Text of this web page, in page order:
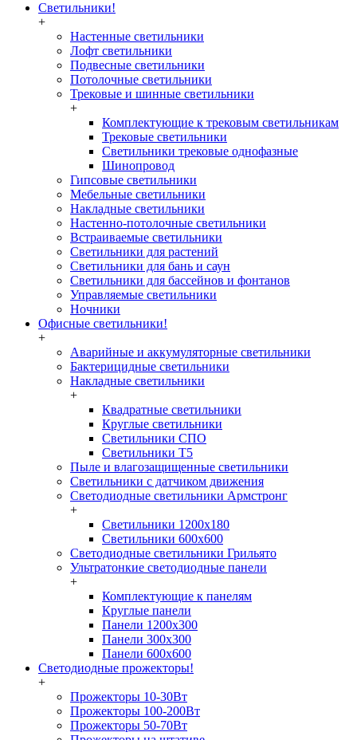
Светильники!
+
Настенные светильники
Лофт светильники
Подвесные светильники
Потолочные светильники
Трековые и шинные светильники
+
Комплектующие к трековым светильникам
Трековые светильники
Светильники трековые однофазные
Шинопровод
Гипсовые светильники
Мебельные светильники
Накладные светильники
Настенно-потолочные светильники
Встраиваемые светильники
Светильники для растений
Светильники для бань и саун
Светильники для бассейнов и фонтанов
Управляемые светильники
Ночники
Офисные светильники!
+
Аварийные и аккумуляторные светильники
Бактерицидные светильники
Накладные светильники
+
Квадратные светильники
Круглые светильники
Светильники СПО
Светильники Т5
Пыле и влагозащищенные светильники
Светильники с датчиком движения
Светодиодные светильники Армстронг
+
Светильники 1200х180
Светильники 600х600
Светодиодные светильники Грильято
Ультратонкие светодиодные панели
+
Комплектующие к панелям
Круглые панели
Панели 1200х300
Панели 300х300
Панели 600х600
Светодиодные прожекторы!
+
Прожекторы 10-30Вт
Прожекторы 100-200Вт
Прожекторы 50-70Вт